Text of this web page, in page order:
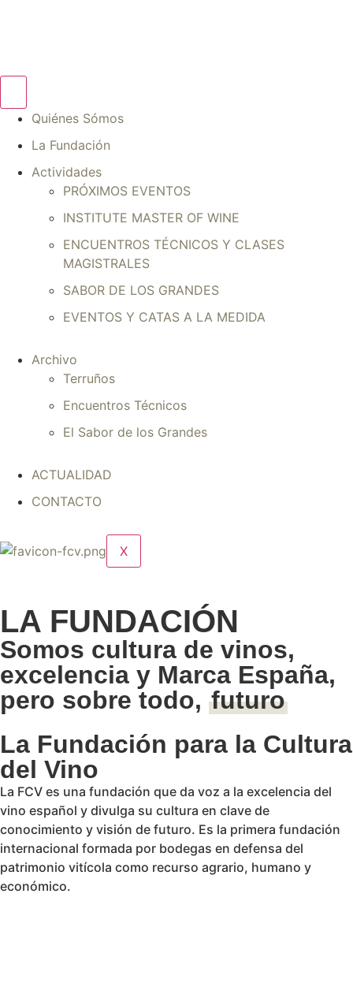
Quiénes Sómos
La Fundación
Actividades
PRÓXIMOS EVENTOS
INSTITUTE MASTER OF WINE
ENCUENTROS TÉCNICOS Y CLASES
MAGISTRALES
SABOR DE LOS GRANDES
EVENTOS Y CATAS A LA MEDIDA
Archivo
Terruños
Encuentros Técnicos
El Sabor de los Grandes
ACTUALIDAD
CONTACTO
X
LA FUNDACIÓN
Somos cultura de vinos,
excelencia y Marca España,
pero sobre todo, futuro
La Fundación para la Cultura
del Vino
La FCV es una fundación que da voz a la excelencia del
vino español y divulga su cultura en clave de
conocimiento y visión de futuro. Es la primera fundación
internacional formada por bodegas en defensa del
patrimonio vitícola como recurso agrario, humano y
económico.